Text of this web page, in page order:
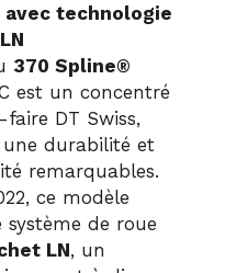
avec technologie
370 Spline®
est un concentré
DT Swiss,
durabilité et
remarquables.
ce modèle
système de roue
LN, un